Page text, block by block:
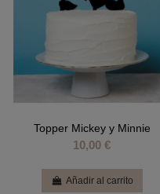
Topper Mickey y Minnie
10,00 €
Añadir al carrito